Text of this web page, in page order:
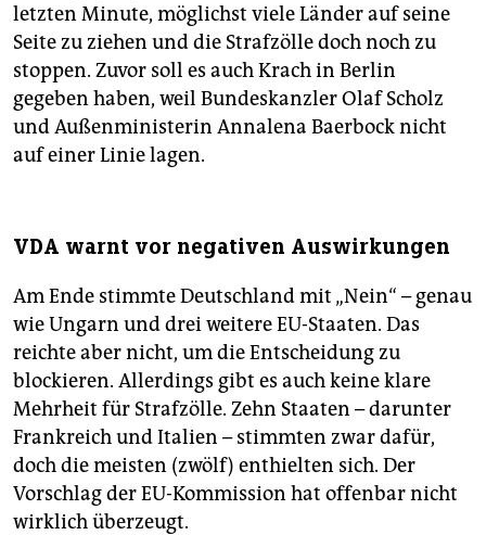
letzten Minute, möglichst viele Länder auf seine
Seite zu ziehen und die Strafzölle doch noch zu
stoppen. Zuvor soll es auch Krach in Berlin
gegeben haben, weil Bundeskanzler Olaf Scholz
und Außenministerin Annalena Baerbock nicht
auf einer Linie lagen.
VDA warnt vor negativen Auswirkungen
Am Ende stimmte Deutschland mit „Nein“ – genau
wie Ungarn und drei weitere EU-Staaten. Das
reichte aber nicht, um die Entscheidung zu
blockieren. Allerdings gibt es auch keine klare
Mehrheit für Strafzölle. Zehn Staaten – darunter
Frankreich und Italien – stimmten zwar dafür,
doch die meisten (zwölf) enthielten sich. Der
Vorschlag der EU-Kommission hat offenbar nicht
wirklich überzeugt.